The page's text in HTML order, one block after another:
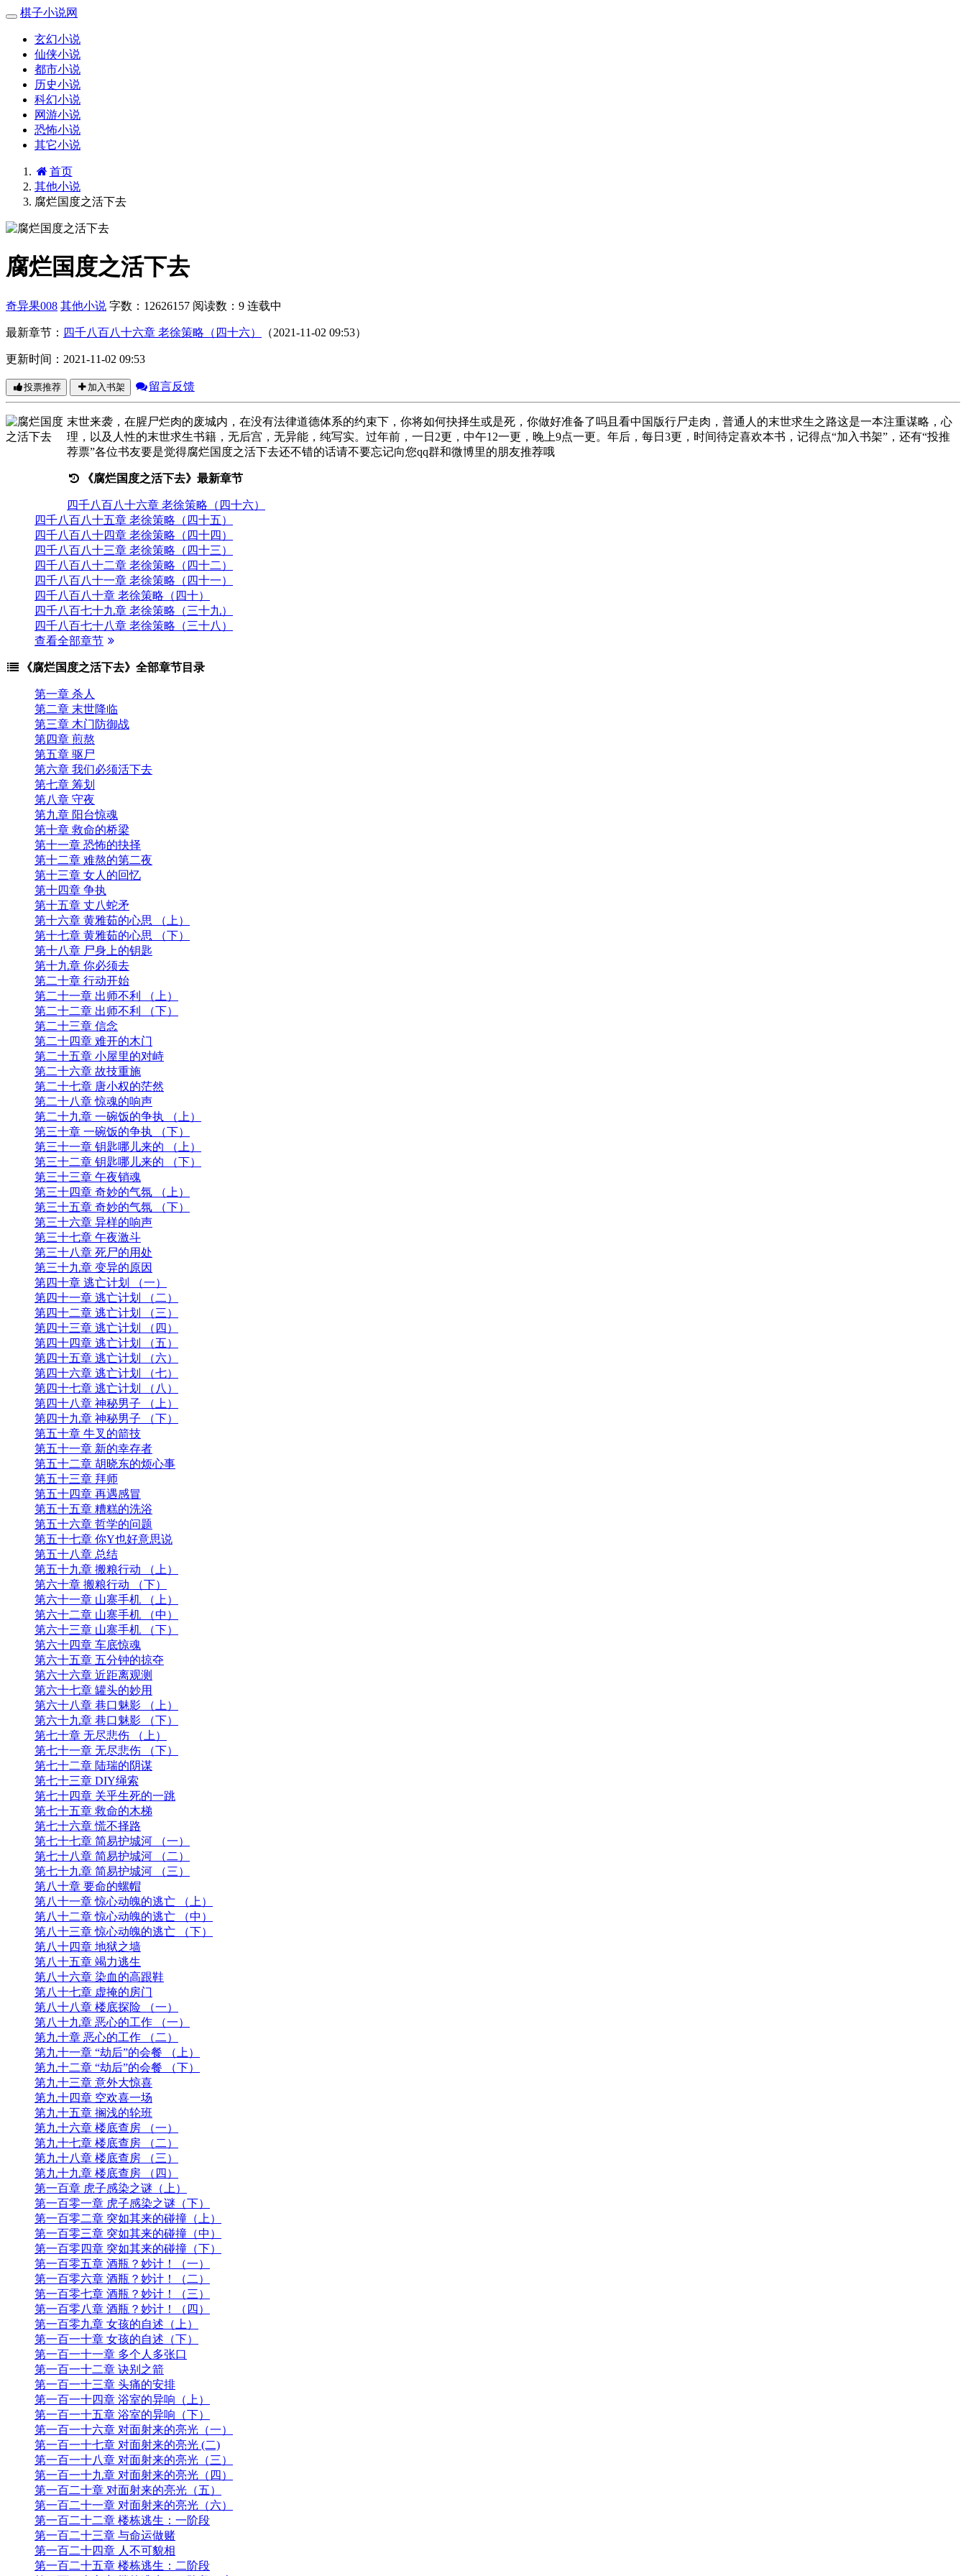
棋子小说网
玄幻小说
仙侠小说
都市小说
历史小说
科幻小说
网游小说
恐怖小说
其它小说
首页
其他小说
腐烂国度之活下去
腐烂国度之活下去
奇异果008 其他小说 字数：12626157 阅读数：9 连载中
四千八百八十六章 老徐策略（四十六）（2021-11-02 09:53）
更新时间：2021-11-02 09:53
加入书架 留言反馈
末世来袭，在腥尸烂肉的废城内，在没有法律道德体系的约束下，你将如何抉择生或是死，你做好准备了吗且看中国版行尸走肉，普通人的末世求生之路这是一本注重谋略，心
理，以及人性的末世求生书籍，无后宫，无异能，纯写实。过年前，一日2更，中午12一更，晚上9点一更。年后，每日3更，时间待定喜欢本书，记得点“加入书架”，还有“投推
荐票”各位书友要是觉得腐烂国度之活下去还不错的话请不要忘记向您qq群和微博里的朋友推荐哦
《腐烂国度之活下去》最新章节
四千八百八十六章 老徐策略（四十六）
四千八百八十五章 老徐策略（四十五）
四千八百八十三章 老徐策略（四十三）
四千八百八十一章 老徐策略（四十一）
四千八百八十章 老徐策略（四十）
四千八百七十九章 老徐策略（三十九）
四千八百七十八章 老徐策略（三十八）
查看全部章节
《腐烂国度之活下去》全部章节目录
第一章 杀人
第二章 末世降临
第三章 木门防御战
第四章 煎熬
第五章 驱尸
第六章 我们必须活下去
第七章 筹划
第八章 守夜
第九章 阳台惊魂
第十章 救命的桥梁
第十一章 恐怖的抉择
第十二章 难熬的第二夜
第十三章 女人的回忆
第十四章 争执
第十五章 丈八蛇矛
第十六章 黄雅茹的心思 （上）
第十七章 黄雅茹的心思 （下）
第十八章 尸身上的钥匙
第十九章 你必须去
第二十章 行动开始
第二十一章 出师不利 （上）
第二十二章 出师不利 （下）
第二十三章 信念
第二十四章 难开的木门
第二十五章 小屋里的对峙
第二十六章 故技重施
第二十七章 唐小权的茫然
第二十八章 惊魂的响声
第二十九章 一碗饭的争执 （上）
第三十章 一碗饭的争执 （下）
第三十一章 钥匙哪儿来的 （上）
第三十二章 钥匙哪儿来的 （下）
第三十三章 午夜销魂
第三十四章 奇妙的气氛 （上）
第三十五章 奇妙的气氛 （下）
第三十六章 异样的响声
第三十七章 午夜激斗
第三十八章 死尸的用处
第三十九章 变异的原因
第四十章 逃亡计划 （一）
第四十一章 逃亡计划 （二）
第四十二章 逃亡计划 （三）
第四十三章 逃亡计划 （四）
第四十四章 逃亡计划 （五）
第四十五章 逃亡计划 （六）
第四十六章 逃亡计划 （七）
第四十七章 逃亡计划 （八）
第四十八章 神秘男子 （上）
第四十九章 神秘男子 （下）
第五十章 牛叉的箭技
第五十一章 新的幸存者
第五十二章 胡晓东的烦心事
第五十三章 拜师
第五十四章 再遇感冒
第五十五章 糟糕的洗浴
第五十六章 哲学的问题
第五十七章 你Y也好意思说
第五十八章 总结
第五十九章 搬粮行动 （上）
第六十章 搬粮行动 （下）
第六十一章 山寨手机 （上）
第六十二章 山寨手机 （中）
第六十三章 山寨手机 （下）
第六十四章 车底惊魂
第六十五章 五分钟的掠夺
第六十六章 近距离观测
第六十七章 罐头的妙用
第六十八章 巷口魅影 （上）
第六十九章 巷口魅影 （下）
第七十章 无尽悲伤 （上）
第七十一章 无尽悲伤 （下）
第七十二章 陆瑞的阴谋
第七十三章 DIY绳索
第七十四章 关乎生死的一跳
第七十五章 救命的木梯
第七十六章 慌不择路
第七十七章 简易护城河 （一）
第七十八章 简易护城河 （二）
第七十九章 简易护城河 （三）
第八十章 要命的螺帽
第八十一章 惊心动魄的逃亡 （上）
第八十二章 惊心动魄的逃亡 （中）
第八十三章 惊心动魄的逃亡 （下）
第八十四章 地狱之墙
第八十五章 竭力逃生
第八十六章 染血的高跟鞋
第八十七章 虚掩的房门
第八十八章 楼底探险 （一）
第八十九章 恶心的工作 （一）
第九十章 恶心的工作 （二）
第九十一章 “劫后”的会餐 （上）
第九十二章 “劫后”的会餐 （下）
第九十三章 意外大惊喜
第九十四章 空欢喜一场
第九十五章 搁浅的轮班
第九十六章 楼底查房 （一）
第九十七章 楼底查房 （二）
第九十八章 楼底查房 （三）
第九十九章 楼底查房 （四）
第一百章 虎子感染之谜（上）
第一百零一章 虎子感染之谜（下）
第一百零二章 突如其来的碰撞（上）
第一百零三章 突如其来的碰撞（中）
第一百零四章 突如其来的碰撞（下）
第一百零五章 酒瓶？妙计！（一）
第一百零六章 酒瓶？妙计！（二）
第一百零七章 酒瓶？妙计！（三）
第一百零八章 酒瓶？妙计！（四）
第一百零九章 女孩的自述（上）
第一百一十章 女孩的自述（下）
第一百一十一章 多个人多张口
第一百一十二章 诀别之箭
第一百一十三章 头痛的安排
第一百一十四章 浴室的异响（上）
第一百一十五章 浴室的异响（下）
第一百一十六章 对面射来的亮光（一）
第一百一十七章 对面射来的亮光 (二)